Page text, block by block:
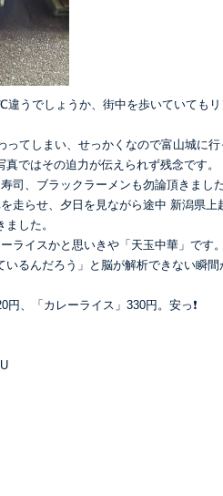
うでしょうか、街中を歩いていても
ってしまい、せっかくなので富山城に
ではその迫力が伝えられず残念です。
司、ブラックラーメンも勿論頂きました
走らせ、夕日を見ながら途中 新潟県
した。
ライスかと思いきや「天玉中華」です
いるんだろう」と脳が解析できない瞬
、「カレーライス」330円。安っ❗️